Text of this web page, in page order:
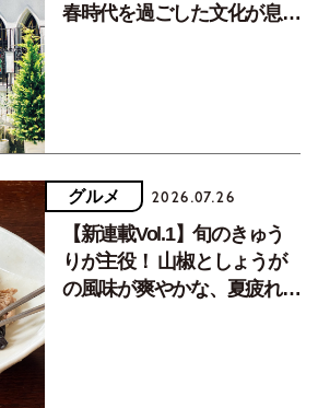
春時代を過ごした文化が息づ
グルメ 2026.07.26
【新連載Vol.1】旬のきゅう
りが主役！ 山椒としょうが
の風味が爽やかな、夏疲れを